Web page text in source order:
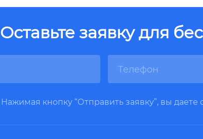
Оставьте заявку для
Нажимая кнопку “Отправить заявку”, вы даете